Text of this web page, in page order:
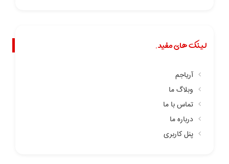
لینک های مفید.
آریاجم
وبلاگ ما
تماس با ما
درباره ما
پنل کاربری